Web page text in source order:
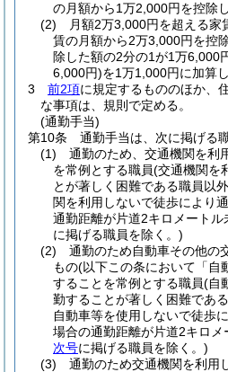
の月額から1万2,000円を控除
(2)
月額2万3,000円を超える
賃の月額から2万3,000円を控
除した額の2分の1が1万6,000
6,000円)を1万1,000円に加算
3
前2項に規定するもののほか、
な事項は、規則で定める。
(通勤手当)
第10条
通勤手当は、次に掲げる
(1)
通勤のため、交通機関を利
を常例とする職員(交通機関を
とが著しく困難である職員以
関を利用しないで徒歩により
通勤距離が片道2キロメート
に掲げる職員を除く。)
(2)
通勤のため自動車その他の
もの(以下この条において「自
することを常例とする職員(自
勤することが著しく困難であ
自動車等を使用しないで徒歩
場合の通勤距離が片道2キロ
次号に掲げる職員を除く。)
(3)
通勤のため交通機関を利用